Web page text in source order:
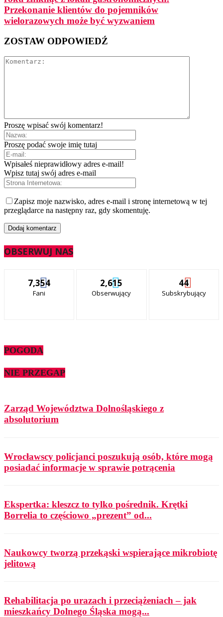
Przekonanie klientów do pojemników
wielorazowych może być wyzwaniem
ZOSTAW ODPOWIEDŹ
Proszę wpisać swój komentarz!
Proszę podać swoje imię tutaj
Wpisałeś nieprawidłowy adres e-mail!
Wpisz tutaj swój adres e-mail
Zapisz moje nazwisko, adres e-mail i stronę internetową w tej
przeglądarce na następny raz, gdy skomentuję.
OBSERWUJ NAS
7,354
Fani
2,615
Obserwujący
44
Subskrybujący
POGODA
NIE PRZEGAP
Zarząd Województwa Dolnośląskiego z
absolutorium
Wrocławscy policjanci poszukują osób, które mogą
posiadać informacje w sprawie potrącenia
Ekspertka: kleszcz to tylko pośrednik. Krętki
Borrelia to częściowo „prezent” od...
Naukowcy tworzą przekąski wspierające mikrobiotę
jelitową
Rehabilitacja po urazach i przeciążeniach – jak
mieszkańcy Dolnego Śląska mogą...